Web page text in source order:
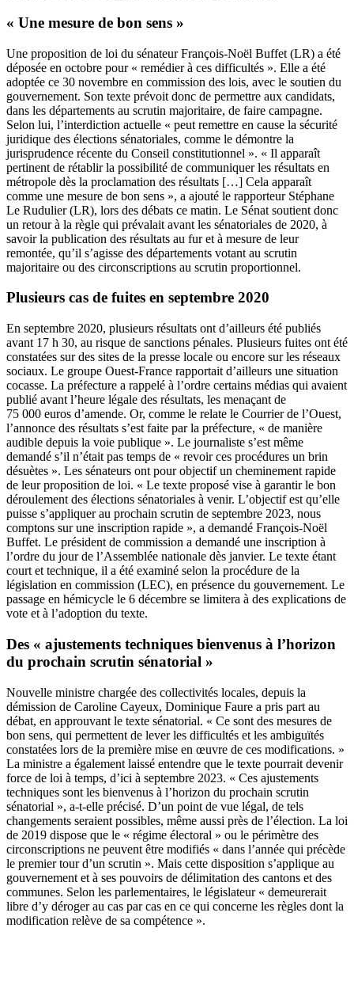
« Une mesure de bon sens »
Une proposition de loi du sénateur François-Noël Buffet (LR) a été
déposée en octobre pour « remédier à ces difficultés ». Elle a été
adoptée ce 30 novembre en commission des lois, avec le soutien du
gouvernement. Son texte prévoit donc de permettre aux candidats,
dans les départements au scrutin majoritaire, de faire campagne.
Selon lui, l’interdiction actuelle « peut remettre en cause la sécurité
juridique des élections sénatoriales, comme le démontre la
jurisprudence récente du Conseil constitutionnel ». « Il apparaît
pertinent de rétablir la possibilité de communiquer les résultats en
métropole dès la proclamation des résultats […] Cela apparaît
comme une mesure de bon sens », a ajouté le rapporteur Stéphane
Le Rudulier (LR), lors des débats ce matin. Le Sénat soutient donc
un retour à la règle qui prévalait avant les sénatoriales de 2020, à
savoir la publication des résultats au fur et à mesure de leur
remontée, qu’il s’agisse des départements votant au scrutin
majoritaire ou des circonscriptions au scrutin proportionnel.
Plusieurs cas de fuites en septembre 2020
En septembre 2020, plusieurs résultats ont d’ailleurs été publiés
avant 17 h 30, au risque de sanctions pénales. Plusieurs fuites ont été
constatées sur des sites de la presse locale ou encore sur les réseaux
sociaux. Le groupe Ouest-France rapportait d’ailleurs une situation
cocasse. La préfecture a rappelé à l’ordre certains médias qui avaient
publié avant l’heure légale des résultats, les menaçant de
75 000 euros d’amende. Or, comme le relate le Courrier de l’Ouest,
l’annonce des résultats s’est faite par la préfecture, « de manière
audible depuis la voie publique ». Le journaliste s’est même
demandé s’il n’était pas temps de « revoir ces procédures un brin
désuètes ». Les sénateurs ont pour objectif un cheminement rapide
de leur proposition de loi. « Le texte proposé vise à garantir le bon
déroulement des élections sénatoriales à venir. L’objectif est qu’elle
puisse s’appliquer au prochain scrutin de septembre 2023, nous
comptons sur une inscription rapide », a demandé François-Noël
Buffet. Le président de commission a demandé une inscription à
l’ordre du jour de l’Assemblée nationale dès janvier. Le texte étant
court et technique, il a été examiné selon la procédure de la
législation en commission (LEC), en présence du gouvernement. Le
passage en hémicycle le 6 décembre se limitera à des explications de
vote et à l’adoption du texte.
Des « ajustements techniques bienvenus à l’horizon
du prochain scrutin sénatorial »
Nouvelle ministre chargée des collectivités locales, depuis la
démission de Caroline Cayeux, Dominique Faure a pris part au
débat, en approuvant le texte sénatorial. « Ce sont des mesures de
bon sens, qui permettent de lever les difficultés et les ambiguïtés
constatées lors de la première mise en œuvre de ces modifications. »
La ministre a également laissé entendre que le texte pourrait devenir
force de loi à temps, d’ici à septembre 2023. « Ces ajustements
techniques sont les bienvenus à l’horizon du prochain scrutin
sénatorial », a-t-elle précisé. D’un point de vue légal, de tels
changements seraient possibles, même aussi près de l’élection. La loi
de 2019 dispose que le « régime électoral » ou le périmètre des
circonscriptions ne peuvent être modifiés « dans l’année qui précède
le premier tour d’un scrutin ». Mais cette disposition s’applique au
gouvernement et à ses pouvoirs de délimitation des cantons et des
communes. Selon les parlementaires, le législateur « demeurerait
libre d’y déroger au cas par cas en ce qui concerne les règles dont la
modification relève de sa compétence ».